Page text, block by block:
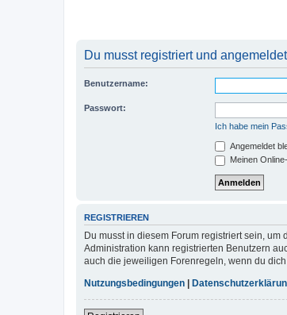
Du musst registriert und
Benutzername:
Passwort:
Ich habe mein
Angemeldet
Meinen
REGISTRIEREN
Du musst in diesem Forum registriert sein,
Administration kann registrierten Benutzern
auch die jeweiligen Forenregeln, wenn du
Nutzungsbedingungen